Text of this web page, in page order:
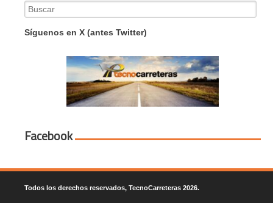
Search
for:
Síguenos en X (antes Twitter)
Facebook
Todos los derechos reservados, TecnoCarreteras 2026.